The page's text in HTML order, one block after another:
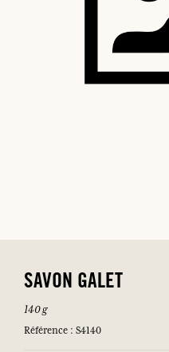
SAVON GALET
140 g
Référence : S4140